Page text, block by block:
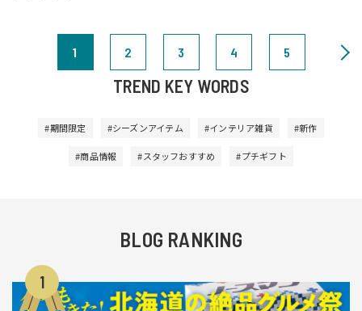
1 2 3 4 5
TREND KEY WORDS
#期間限定 #シーズンアイテム #インテリア雑貨 #新作
#商品情報 #スタッフおすすめ #プチギフト
BLOG RANKING
1